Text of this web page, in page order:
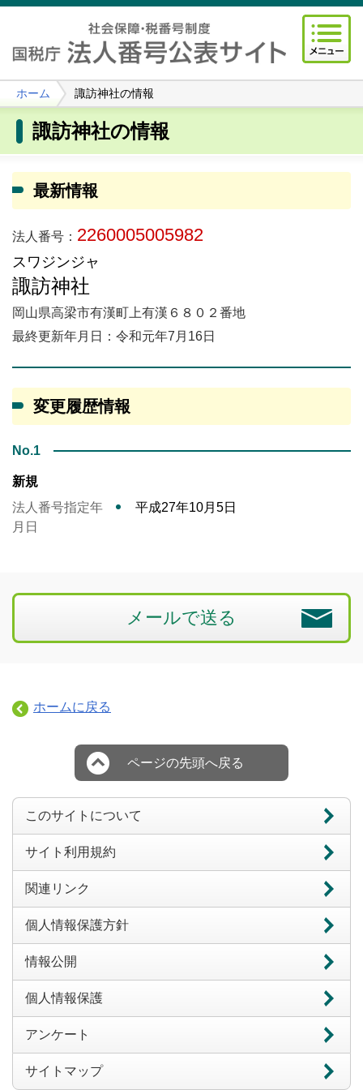
ホーム 諏訪神社の情報
諏訪神社の情報
最新情報
法人番号： 2260005005982
スワジンジャ
諏訪神社
岡山県高梁市有漢町上有漢６８０２番地
最終更新年月日：令和元年7月16日
変更履歴情報
No.1
新規
法人番号指定年
月日
平成27年10月5日
メールで送る
ホームに戻る
ページの先頭へ戻る
このサイトについて
サイト利用規約
関連リンク
個人情報保護方針
情報公開
個人情報保護
アンケート
サイトマップ